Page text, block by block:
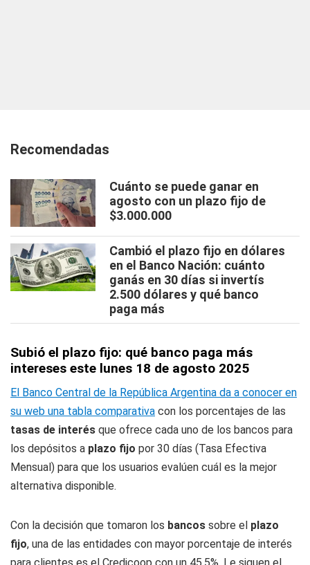
Recomendadas
Cuánto se puede ganar en
agosto con un plazo fijo de
$3.000.000
Cambió el plazo fijo en dólares
en el Banco Nación: cuánto
ganás en 30 días si invertís
2.500 dólares y qué banco
paga más
Subió el plazo fijo: qué banco paga más
intereses este lunes 18 de agosto 2025
El Banco Central de la República Argentina da a conocer en
su web una tabla comparativa con los porcentajes de las
tasas de interés que ofrece cada uno de los bancos para
los depósitos a plazo fijo por 30 días (Tasa Efectiva
Mensual) para que los usuarios evalúen cuál es la mejor
alternativa disponible.
Con la decisión que tomaron los bancos sobre el plazo
fijo, una de las entidades con mayor porcentaje de interés